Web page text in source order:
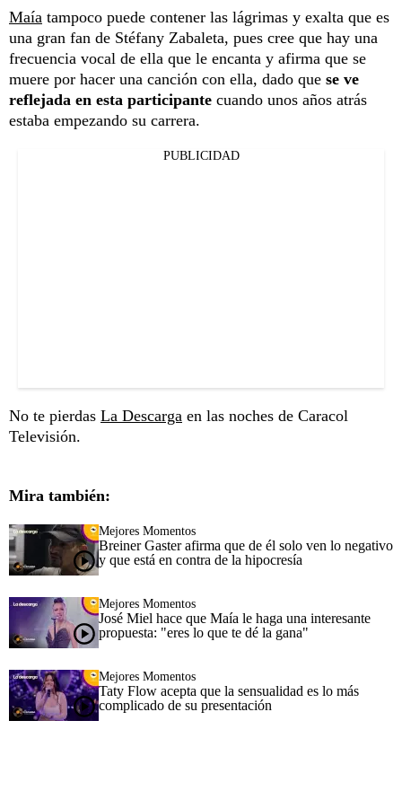
Maía tampoco puede contener las lágrimas y exalta que es
una gran fan de Stéfany Zabaleta, pues cree que hay una
frecuencia vocal de ella que le encanta y afirma que se
muere por hacer una canción con ella, dado que se ve
reflejada en esta participante cuando unos años atrás
estaba empezando su carrera.
PUBLICIDAD
No te pierdas La Descarga en las noches de Caracol
Televisión.
Mira también:
Mejores Momentos
Breiner Gaster afirma que de él solo ven lo negativo
y que está en contra de la hipocresía
Mejores Momentos
José Miel hace que Maía le haga una interesante
propuesta: "eres lo que te dé la gana"
Mejores Momentos
Taty Flow acepta que la sensualidad es lo más
complicado de su presentación